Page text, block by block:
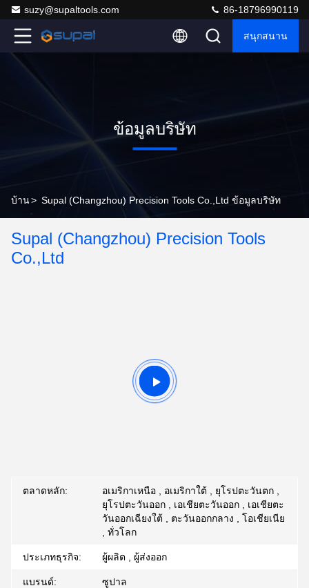
suzy@supaltools.com 86-18796990119
สนุกสนาน
ข้อมูลบริษัท
บ้าน> Supal (Changzhou) Precision Tools Co.,Ltd ข้อมูลบริษัท
Supal (Changzhou) Precision Tools
Co.,Ltd
ตลาดหลัก:
อเมริกาเหนือ , อเมริกาใต้ , ยุโรปตะวันตก ,
ยุโรปตะวันออก , เอเชียตะวันออก , เอเชียตะ
วันออกเฉียงใต้ , ตะวันออกกลาง , โอเชียเนีย
, ทั่วโลก
ประเภทธุรกิจ: ผู้ผลิต , ผู้ส่งออก
แบรนด์: ซูปาล